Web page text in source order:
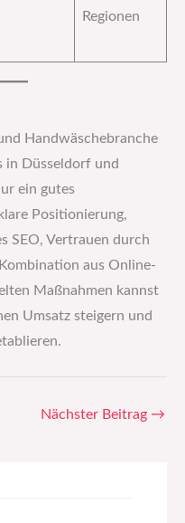
Regionen
Handwäschebranche
in Düsseldorf und
ein gutes
Positionierung,
SEO, Vertrauen durch
aus Online-
Maßnahmen kannst
Umsatz steigern und
Nächster Beitrag →